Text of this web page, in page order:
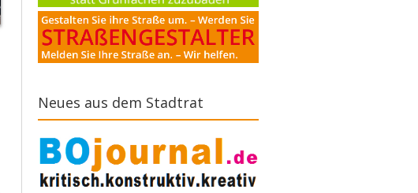
Neues aus dem Stadtrat